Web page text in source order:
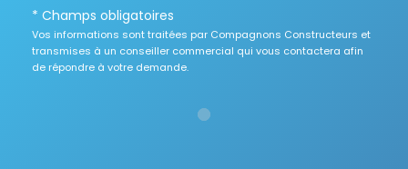
* Champs obligatoires
Vos informations sont traitées par Compagnons Constructeurs et
transmises à un conseiller commercial qui vous contactera afin
de répondre à votre demande.